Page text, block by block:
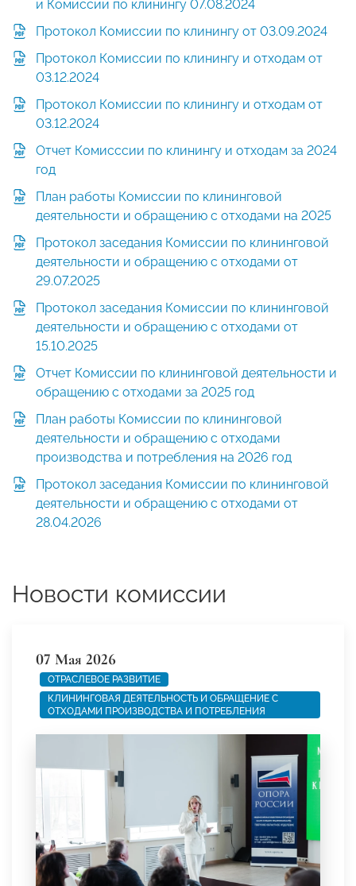
и Комиссии по клинингу 07.08.2024
Протокол Комиссии по клинингу от 03.09.2024
Протокол Комиссии по клинингу и отходам от
03.12.2024
Протокол Комиссии по клинингу и отходам от
03.12.2024
Отчет Комисссии по клинингу и отходам за 2024
год
План работы Комиссии по клининговой
деятельности и обращению с отходами на 2025
Протокол заседания Комиссии по клининговой
деятельности и обращению с отходами от
29.07.2025
Протокол заседания Комиссии по клининговой
деятельности и обращению с отходами от
15.10.2025
Отчет Комиссии по клининговой деятельности и
обращению с отходами за 2025 год
План работы Комиссии по клининговой
деятельности и обращению с отходами
производства и потребления на 2026 год
Протокол заседания Комиссии по клининговой
деятельности и обращению с отходами от
28.04.2026
Новости комиссии
07 Мая 2026
ОТРАСЛЕВОЕ РАЗВИТИЕ
КЛИНИНГОВАЯ ДЕЯТЕЛЬНОСТЬ И ОБРАЩЕНИЕ С
ОТХОДАМИ ПРОИЗВОДСТВА И ПОТРЕБЛЕНИЯ